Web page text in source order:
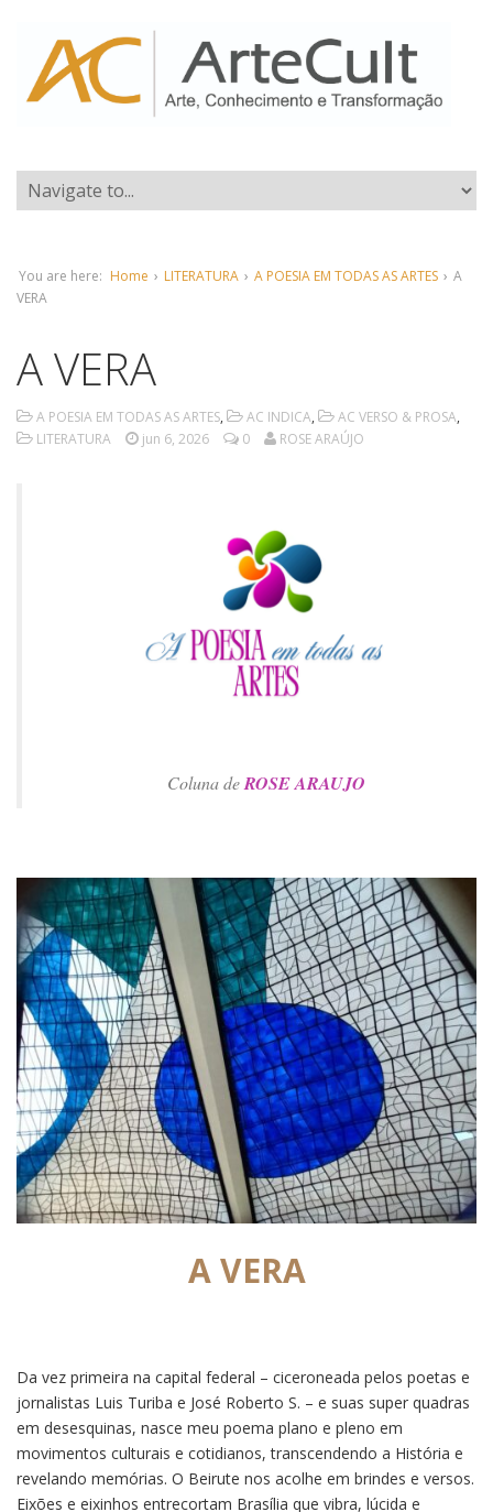
You are here: Home › LITERATURA › A POESIA EM TODAS AS ARTES › A
VERA
A VERA
A POESIA EM TODAS AS ARTES, AC INDICA, AC VERSO & PROSA,
LITERATURA
jun 6, 2026 0 ROSE ARAÚJO
Coluna deROSEARAUJO
A VERA
Da vez primeira na capital federal – ciceroneada pelos poetas e
jornalistas Luis Turiba e José Roberto S. – e suas super quadras
em desesquinas, nasce meu poema plano e pleno em
movimentos culturais e cotidianos, transcendendo a História e
revelando memórias. O Beirute nos acolhe em brindes e versos.
Eixões e eixinhos entrecortam Brasília que vibra, lúcida e